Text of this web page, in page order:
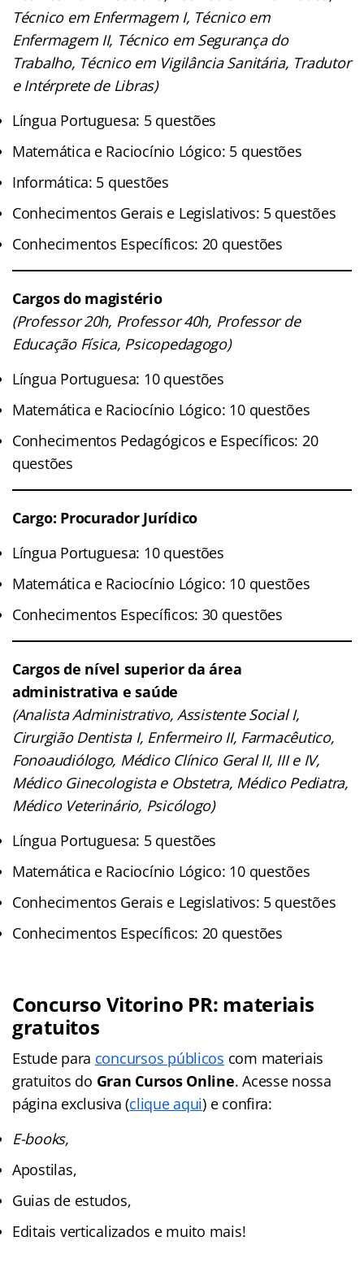
Técnico em Enfermagem I, Técnico em
Enfermagem II, Técnico em Segurança do
Trabalho, Técnico em Vigilância Sanitária, Tradutor
e Intérprete de Libras)
Língua Portuguesa: 5 questões
Matemática e Raciocínio Lógico: 5 questões
Informática: 5 questões
Conhecimentos Gerais e Legislativos: 5 questões
Conhecimentos Específicos: 20 questões
Cargos do magistério
(Professor 20h, Professor 40h, Professor de
Educação Física, Psicopedagogo)
Língua Portuguesa: 10 questões
Matemática e Raciocínio Lógico: 10 questões
Conhecimentos Pedagógicos e Específicos: 20
questões
Cargo: Procurador Jurídico
Língua Portuguesa: 10 questões
Matemática e Raciocínio Lógico: 10 questões
Conhecimentos Específicos: 30 questões
Cargos de nível superior da área
administrativa e saúde
(Analista Administrativo, Assistente Social I,
Cirurgião Dentista I, Enfermeiro II, Farmacêutico,
Fonoaudiólogo, Médico Clínico Geral II, III e IV,
Médico Ginecologista e Obstetra, Médico Pediatra,
Médico Veterinário, Psicólogo)
Língua Portuguesa: 5 questões
Matemática e Raciocínio Lógico: 10 questões
Conhecimentos Gerais e Legislativos: 5 questões
Conhecimentos Específicos: 20 questões
Concurso Vitorino PR: materiais
gratuitos
Estude para concursos públicos com materiais
gratuitos do Gran Cursos Online. Acesse nossa
página exclusiva (clique aqui) e confira:
E-books,
Apostilas,
Guias de estudos,
Editais verticalizados e muito mais!